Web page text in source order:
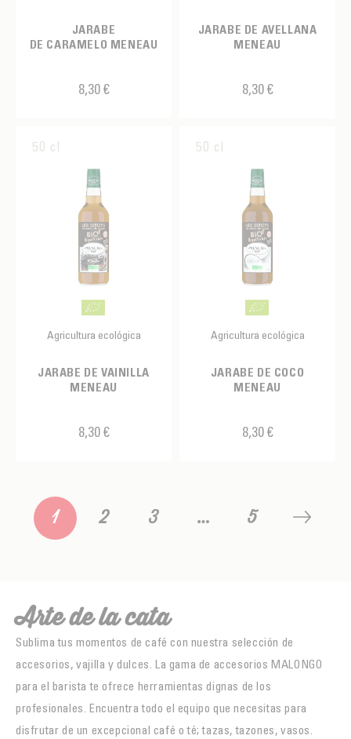
JARABE
DE CARAMELO MENEAU
8,30 €
JARABE DE AVELLANA
MENEAU
8,30 €
50 cl
Agricultura ecológica
JARABE DE VAINILLA
MENEAU
8,30 €
50 cl
Agricultura ecológica
JARABE DE COCO
MENEAU
8,30 €
1 2 3 … 5
Arte de la cata
Sublima tus momentos de café con nuestra selección de
accesorios, vajilla y dulces. La gama de accesorios MALONGO
para el barista te ofrece herramientas dignas de los
profesionales. Encuentra todo el equipo que necesitas para
disfrutar de un excepcional café o té; tazas, tazones, vasos.